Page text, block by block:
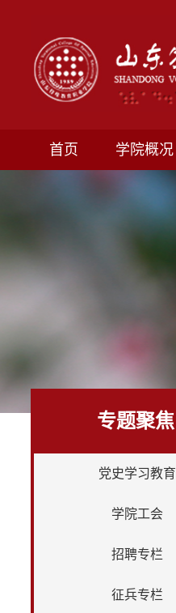
首页 学院概况
专题聚焦
党史学习教育
学院工会
招聘专栏
征兵专栏